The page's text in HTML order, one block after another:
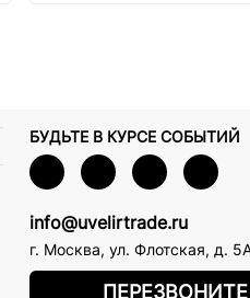
БУДЬТЕ В КУРСЕ СОБЫТИЙ
info@uvelirtrade.ru
г. Москва, ул. Флотская, д.